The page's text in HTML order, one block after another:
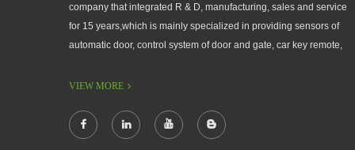
company that integrated R & D, manufacturing, sales and service
for 15 years,which is mainly specialized in providing sensors of
automatic door, control system of door and gate, car key remote,
brands: U-CONTROL, U-SENSORS, U-AUTOGATES and U-
VIEW MORE